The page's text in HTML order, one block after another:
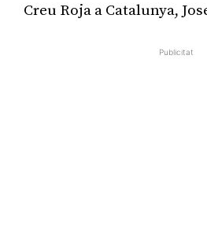
Creu Roja a Catalunya,
Publicitat